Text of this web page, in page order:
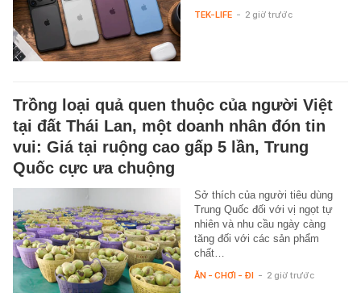
TEK-LIFE - 2 giờ trước
Trồng loại quả quen thuộc của người Việt
tại đất Thái Lan, một doanh nhân đón tin
vui: Giá tại ruộng cao gấp 5 lần, Trung
Quốc cực ưa chuộng
Sở thích của người tiêu dùng
Trung Quốc đối với vị ngọt tự
nhiên và nhu cầu ngày càng
tăng đối với các sản phẩm
chất…
ĂN - CHƠI - ĐI - 2 giờ trước